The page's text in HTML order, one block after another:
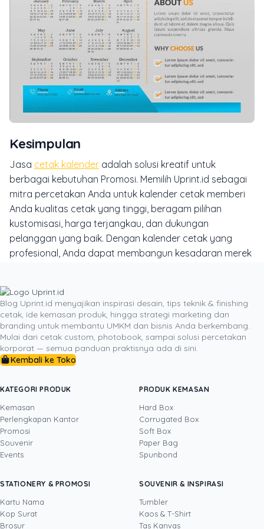
Kesimpulan
Jasa cetak kalender adalah solusi kreatif untuk
berbagai kebutuhan Promosi. Memilih Uprint.id sebagai
mitra percetakan Anda untuk kalender cetak memberi
Anda kualitas cetak yang tinggi, beragam pilihan
kustomisasi, harga terjangkau, dan dukungan
pelanggan yang baik. Dengan kalender cetak yang
profesional, Anda dapat membangun kesadaran merek
Jadi, jangan ragu lagi untuk memilih Uprint.id sebagai
jasa cetak kalender terpercaya untuk bisnis Anda.
Dengan Uprint.id, Anda dapat mencetak kalender
berkualitas tinggi yang akan membantu Anda mencapai
kesuksesan yang lebih besar dalam bisnis Anda.
kreatif-dan-personal-panduan-praktis-dan-lengkap/
DITULIS OLEH
· Cofounder
Uprint.id, pakar dengan pengalaman lebih dari
20 tahun yang menguasai tiga disiplin
sekaligus: produksi percetakan dan kemasan
(offset, digital printing, quality control), digital
Lihat profil →
Blog Uprint.id menyajikan inspirasi desain, tips teknik & finishing
cetak, ide kemasan produk, hingga strategi marketing dan
branding untuk membantu UMKM dan bisnis Anda berkembang.
Mulai dari cetak custom, photobook, sampai solusi percetakan
korporat — semua panduan praktisnya ada di sini.
Kembali ke Toko
KATEGORI PRODUK
Kemasan
Perlengkapan Kantor
Promosi
Souvenir
Events
PRODUK KEMASAN
Hard Box
Corrugated Box
Soft Box
Paper Bag
Spunbond
STATIONERY & PROMOSI
Kartu Nama
Kop Surat
Brosur
SOUVENIR & INSPIRASI
Tumbler
Kaos & T-Shirt
Tas Kanvas